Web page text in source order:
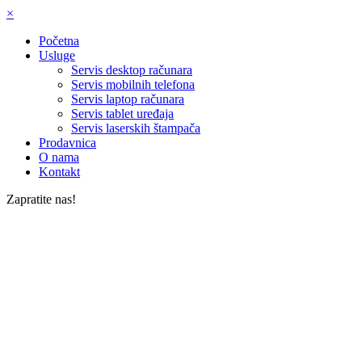
×
Početna
Usluge
Servis desktop računara
Servis mobilnih telefona
Servis laptop računara
Servis tablet uređaja
Servis laserskih štampača
Prodavnica
O nama
Kontakt
Zapratite nas!